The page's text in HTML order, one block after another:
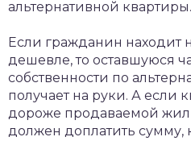
альтернативной квартиры.
Если гражданин находит
дешевле, то оставшуюся
собственности по
получает на руки. А если
дороже продаваемой
должен доплатить сумму,